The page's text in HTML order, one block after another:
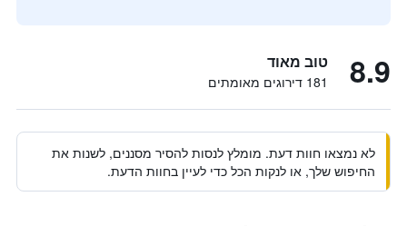
8.9 טוב מאוד
181 דירוגים מאומתים
לא נמצאו חוות דעת. מומלץ לנסות להסיר מסננים, לשנות את
החיפוש שלך, או לנקות הכל כדי לעיין בחוות הדעת.